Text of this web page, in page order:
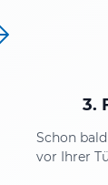
3.
Schon
vor Ihrer